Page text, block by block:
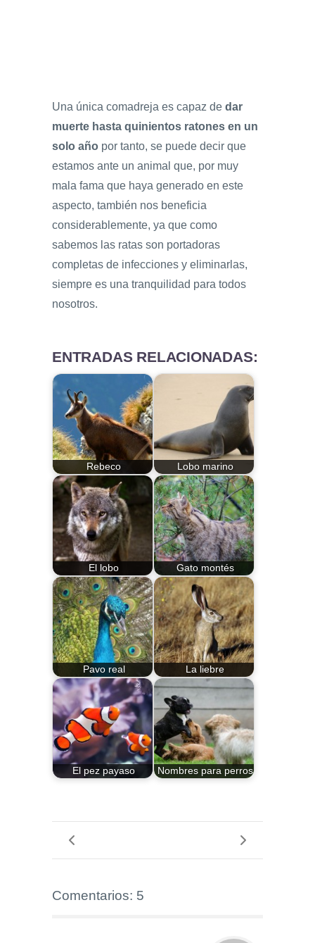
Una única comadreja es capaz de dar
muerte hasta quinientos ratones en un
solo año por tanto, se puede decir que
estamos ante un animal que, por muy
mala fama que haya generado en este
aspecto, también nos beneficia
considerablemente, ya que como
sabemos las ratas son portadoras
completas de infecciones y eliminarlas,
siempre es una tranquilidad para todos
nosotros.
ENTRADAS RELACIONADAS:
Rebeco Lobo marino
El lobo Gato montés
Pavo real La liebre
El pez payaso Nombres para perros
Comentarios: 5